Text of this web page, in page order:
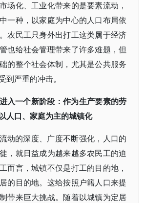
场化、工业化带来的是要素流动，
一种，以家庭为中心的人口布局依
农民工只身外出打工这类属于经济
也给社会管理带来了许多难题，但
的整个社会体制，尤其是公共服务
到严重的冲击。
入一个新阶段：作为生产要素的劳
人口、家庭为主的城镇化
动的深度、广度不断强化，人口的
，就日益成为越来越多农民工的迫
而言，城镇不仅是打工的目的地，
的目的地。这给按照户籍人口来提
带来巨大挑战。随着以城镇为定居